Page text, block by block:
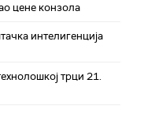
цене конзола
интелигенција
трци 21.